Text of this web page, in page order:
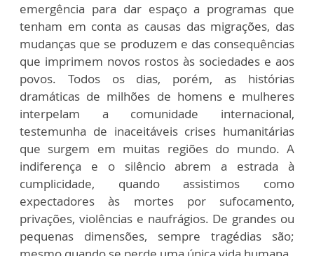
emergência para dar espaço a programas que
tenham em conta as causas das migrações, das
mudanças que se produzem e das consequências
que imprimem novos rostos às sociedades e aos
povos. Todos os dias, porém, as histórias
dramáticas de milhões de homens e mulheres
interpelam a comunidade internacional,
testemunha de inaceitáveis crises humanitárias
que surgem em muitas regiões do mundo. A
indiferença e o silêncio abrem a estrada à
cumplicidade, quando assistimos como
expectadores às mortes por sufocamento,
privações, violências e naufrágios. De grandes ou
pequenas dimensões, sempre tragédias são;